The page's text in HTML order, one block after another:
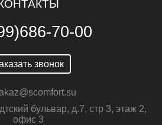
70-00
звонок
бульвар, д.7, стр 3, этаж 2,
офис 3